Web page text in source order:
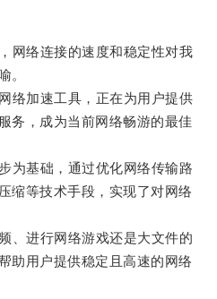
络连接的速度和稳定性对我
。
加速工具，正在为用户提供
务，成为当前网络畅游的最佳
基础，通过优化网络传输路
缩等技术手段，实现了对网络
进行网络游戏还是大文件的
助用户提供稳定且高速的网络